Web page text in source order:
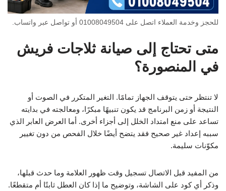
للحجز وخدمة العملاء اتصل على 01008049504 أو تواصل عبر واتساب.
متى تحتاج إلى صيانة ثلاجات فريش
في المنصورة؟
لا تنتظر حتى يتوقف الجهاز تمامًا. التغير المتكرر في الصوت أو
النتيجة أو زمن البرنامج قد يكون تنبيهًا مبكرًا، ومعالجته في بدايته
تساعد على منع امتداد الخلل إلى أجزاء أخرى. أما العرض العابر الذي
سببه إعداد غير صحيح فقد يتضح أيضًا خلال الفحص من دون تغيير
مكوّنات سليمة.
من المفيد قبل الاتصال تسجيل وقت ظهور العلامة وما حدث قبلها،
وذكر أي كود على الشاشة، وتوضيح ما إذا كان العطل ثابتًا أم متقطعًا.